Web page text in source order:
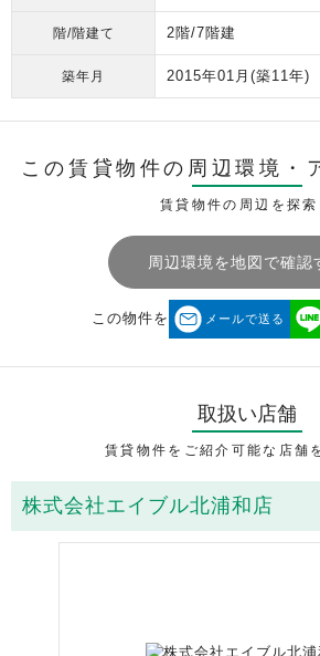
階/階建て 2階/7階建
築年月 2015年01月 (築11年)
この賃貸物件の周辺環境・
賃貸物件の周辺を探索
周辺環境を地図で確認
この物件を メールで送る
取扱い店舗
賃貸物件をご紹介可能な店舗
株式会社エイブル北浦和店